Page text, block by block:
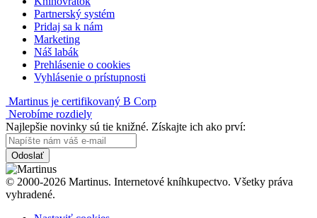
Partnerský systém
Pridaj sa k nám
Marketing
Náš labák
Prehlásenie o cookies
Vyhlásenie o prístupnosti
Martinus je certifikovaný B Corp
Nerobíme rozdiely
Najlepšie novinky sú tie knižné. Získajte ich ako prví:
Odoslať
© 2000-2026 Martinus. Internetové kníhkupectvo. Všetky práva
vyhradené.